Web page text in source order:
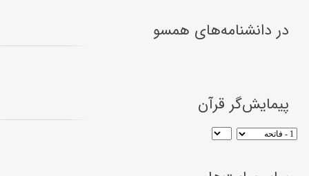
در دانشنامه‌های همسو
پیمایش‌گر قرآن